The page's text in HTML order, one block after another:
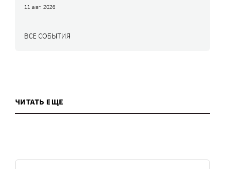
11 авг. 2026
ВСЕ СОБЫТИЯ
ЧИТАТЬ ЕЩЕ